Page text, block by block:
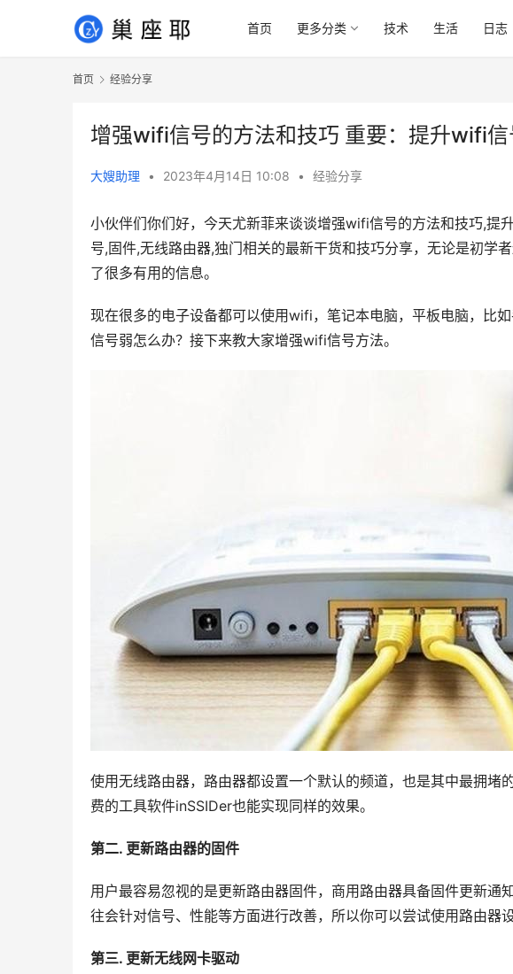
首页 更多分类 技术 生活 日志
首页 经验分享
增强wifi信号的方法和技巧 重要：提升wifi
大嫂助理 • 2023年4月14日 10:08 • 经验分享
小伙伴们你们好，今天尤新菲来谈谈增强wifi信号的方法和技巧,提
号,固件,无线路由器,独门相关的最新干货和技巧分享，无论是初学
了很多有用的信息。
现在很多的电子设备都可以使用wifi，笔记本电脑，平板电脑，比
信号弱怎么办？接下来教大家增强wifi信号方法。
使用无线路由器，路由器都设置一个默认的频道，也是其中最拥堵
费的工具软件inSSIDer也能实现同样的效果。
第二. 更新路由器的固件
用户最容易忽视的是更新路由器固件，商用路由器具备固件更新通
往会针对信号、性能等方面进行改善，所以你可以尝试使用路由器
第三. 更新无线网卡驱动